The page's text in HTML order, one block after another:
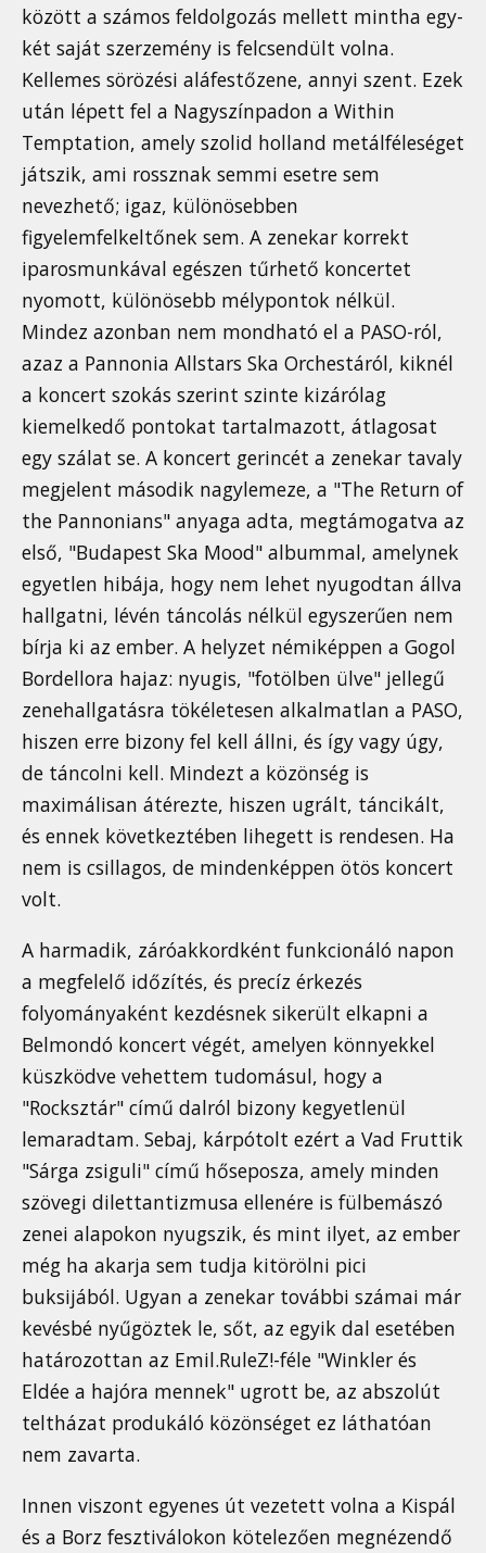
között a számos feldolgozás mellett mintha egy-
két saját szerzemény is felcsendült volna.
Kellemes sörözési aláfestőzene, annyi szent. Ezek
után lépett fel a Nagyszínpadon a Within
Temptation, amely szolid holland metálféleséget
játszik, ami rossznak semmi esetre sem
nevezhető; igaz, különösebben
figyelemfelkeltőnek sem. A zenekar korrekt
iparosmunkával egészen tűrhető koncertet
nyomott, különösebb mélypontok nélkül.
Mindez azonban nem mondható el a PASO-ról,
azaz a Pannonia Allstars Ska Orchestáról, kiknél
a koncert szokás szerint szinte kizárólag
kiemelkedő pontokat tartalmazott, átlagosat
egy szálat se. A koncert gerincét a zenekar tavaly
megjelent második nagylemeze, a "The Return of
the Pannonians" anyaga adta, megtámogatva az
első, "Budapest Ska Mood" albummal, amelynek
egyetlen hibája, hogy nem lehet nyugodtan állva
hallgatni, lévén táncolás nélkül egyszerűen nem
bírja ki az ember. A helyzet némiképpen a Gogol
Bordellora hajaz: nyugis, "fotölben ülve" jellegű
zenehallgatásra tökéletesen alkalmatlan a PASO,
hiszen erre bizony fel kell állni, és így vagy úgy,
de táncolni kell. Mindezt a közönség is
maximálisan átérezte, hiszen ugrált, táncikált,
és ennek következtében lihegett is rendesen. Ha
nem is csillagos, de mindenképpen ötös koncert
volt.
A harmadik, záróakkordként funkcionáló napon
a megfelelő időzítés, és precíz érkezés
folyományaként kezdésnek sikerült elkapni a
Belmondó koncert végét, amelyen könnyekkel
küszködve vehettem tudomásul, hogy a
"Rocksztár" című dalról bizony kegyetlenül
lemaradtam. Sebaj, kárpótolt ezért a Vad Fruttik
"Sárga zsiguli" című hőseposza, amely minden
szövegi dilettantizmusa ellenére is fülbemászó
zenei alapokon nyugszik, és mint ilyet, az ember
még ha akarja sem tudja kitörölni pici
buksijából. Ugyan a zenekar további számai már
kevésbé nyűgöztek le, sőt, az egyik dal esetében
határozottan az Emil.RuleZ!-féle "Winkler és
Eldée a hajóra mennek" ugrott be, az abszolút
teltházat produkáló közönséget ez láthatóan
nem zavarta.
Innen viszont egyenes út vezetett volna a Kispál
és a Borz fesztiválokon kötelezően megnézendő